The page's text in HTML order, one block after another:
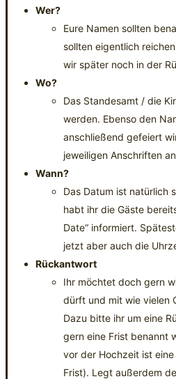
Wer?
Eure Namen sollten
sollten eigentlich
wir später noch in der
Wo?
Das Standesamt / die
werden. Ebenso den
anschließend gefeiert
jeweiligen Anschriften
Wann?
Das Datum ist natürlich
habt ihr die Gäste
Date“ informiert.
jetzt aber auch die
Rückantwort
Ihr möchtet doch gern
dürft und mit wie vielen
Dazu bitte ihr um eine
gern eine Frist benannt
vor der Hochzeit ist
Frist). Legt außerdem